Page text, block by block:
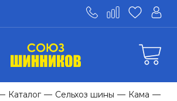
Каталог — Сельхоз шины — Кама —